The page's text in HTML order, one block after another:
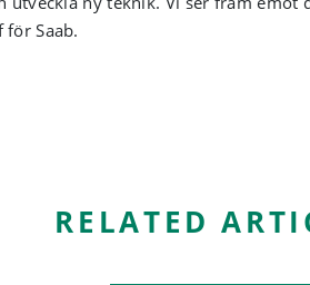
för Saab.
RELATED